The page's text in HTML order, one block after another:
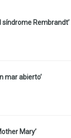
síndrome Rembrandt’
mar abierto’
Mary’